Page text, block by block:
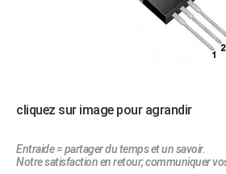
cliquez sur image pour agrandir
Entraide = partager du temps et un savoir.
Notre satisfaction en retour; communiquer